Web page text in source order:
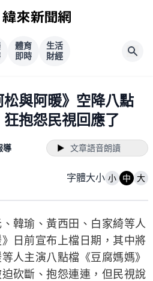
體育
即時
生活
財經
與阿暖》空降八點
抱怨民視回應了
導 文章語音朗讀
字體大小 小 中 大
、韓瑜、黃西田、白家綺等人
日前宣布上檔日期，其中將
人主演八點檔《豆腐媽媽》
砍斷、抱怨連連，但民視說